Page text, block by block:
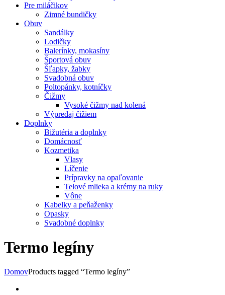
Pre miláčikov
Zimné bundičky
Obuv
Sandálky
Lodičky
Balerínky, mokasíny
Športová obuv
Šľapky, žabky
Svadobná obuv
Poltopánky, kotníčky
Čižmy
Vysoké čižmy nad kolená
Výpredaj čižiem
Doplnky
Bižutéria a doplnky
Domácnosť
Kozmetika
Vlasy
Líčenie
Prípravky na opaľovanie
Telové mlieka a krémy na ruky
Vône
Kabelky a peňaženky
Opasky
Svadobné doplnky
Termo legíny
DomovProducts tagged “Termo legíny”